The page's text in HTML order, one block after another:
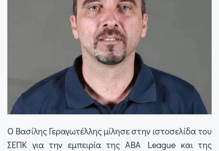
Ο Βασίλης Γεραγωτέλλης μίλησε στην ιστοσελίδα του
ΣΕΠΚ για την εμπειρία της ABA League και της